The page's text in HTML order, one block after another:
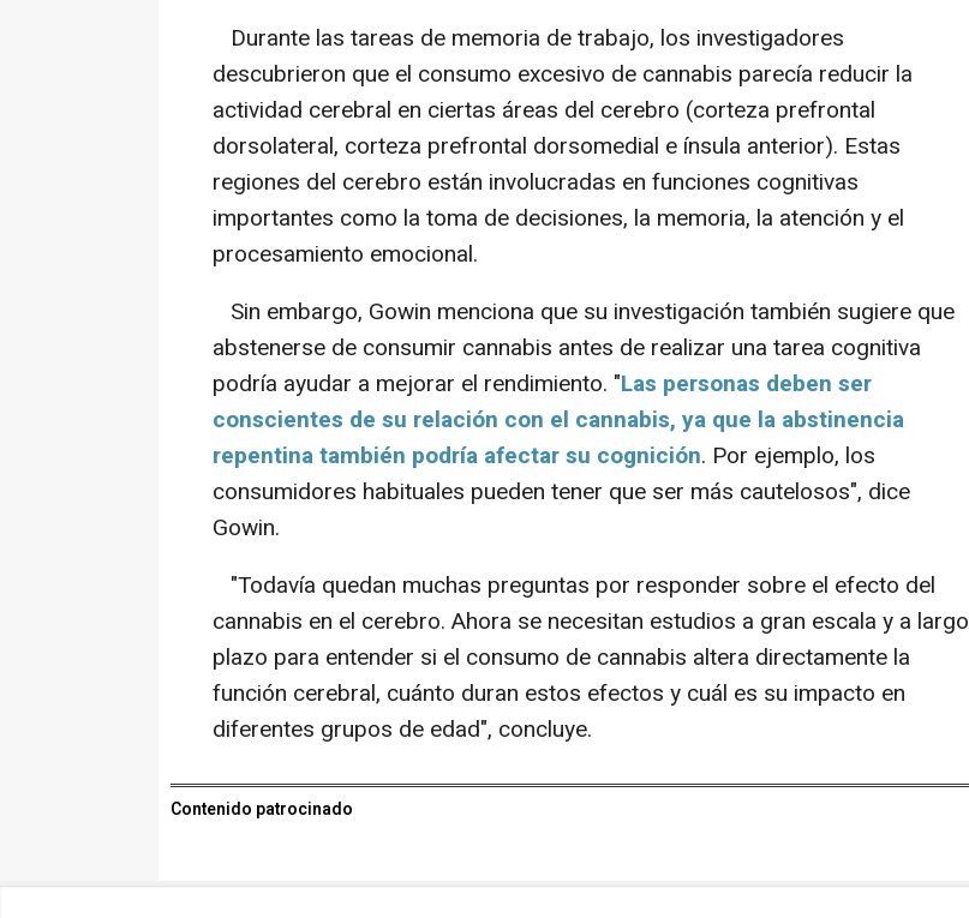
Durante las tareas de memoria de trabajo, los investigadores
descubrieron que el consumo excesivo de cannabis parecía reducir la
actividad cerebral en ciertas áreas del cerebro (corteza prefrontal
dorsolateral, corteza prefrontal dorsomedial e ínsula anterior). Estas
regiones del cerebro están involucradas en funciones cognitivas
importantes como la toma de decisiones, la memoria, la atención y el
procesamiento emocional.
Sin embargo, Gowin menciona que su investigación también sugiere que
abstenerse de consumir cannabis antes de realizar una tarea cognitiva
podría ayudar a mejorar el rendimiento. "Las personas deben ser
conscientes de su relación con el cannabis, ya que la abstinencia
repentina también podría afectar su cognición. Por ejemplo, los
consumidores habituales pueden tener que ser más cautelosos", dice
Gowin.
"Todavía quedan muchas preguntas por responder sobre el efecto del
cannabis en el cerebro. Ahora se necesitan estudios a gran escala y a largo
plazo para entender si el consumo de cannabis altera directamente la
función cerebral, cuánto duran estos efectos y cuál es su impacto en
diferentes grupos de edad", concluye.
Contenido patrocinado